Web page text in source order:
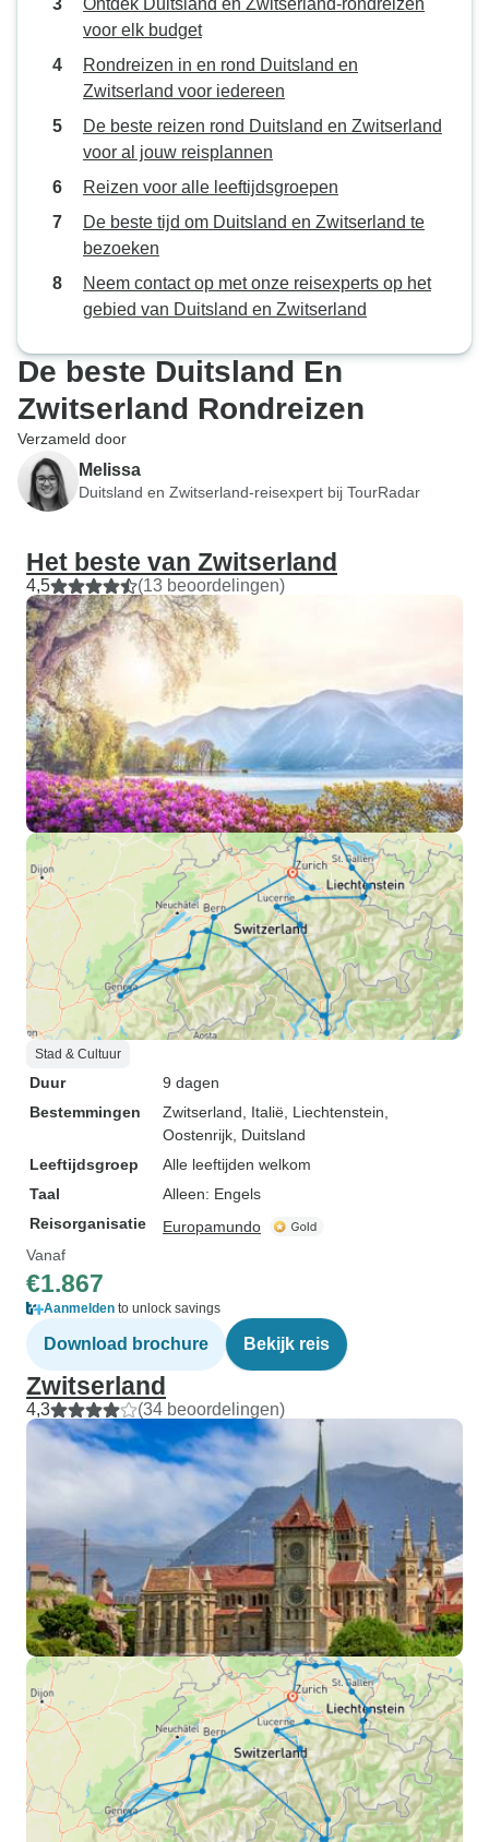
Ontdek Duitsland en Zwitserland-rondreizen
voor elk budget
Rondreizen in en rond Duitsland en
Zwitserland voor iedereen
De beste reizen rond Duitsland en Zwitserland
voor al jouw reisplannen
Reizen voor alle leeftijdsgroepen
De beste tijd om Duitsland en Zwitserland te
bezoeken
Neem contact op met onze reisexperts op het
gebied van Duitsland en Zwitserland
De beste Duitsland En
Zwitserland Rondreizen
Verzameld door
Melissa
Duitsland en Zwitserland-reisexpert bij TourRadar
Het beste van Zwitserland
4,5 (13 beoordelingen)
Stad & Cultuur
Duur
9 dagen
Bestemmingen
Zwitserland , Italië , Liechtenstein
Oostenrijk , Duitsland
Leeftijdsgroep
Alle leeftijden welkom
Taal
Alleen: Engels
Reisorganisatie
Europamundo
Vanaf
€1.867
Aanmelden to unlock savings
Download brochure Bekijk reis
Zwitserland
4,3 (34 beoordelingen)